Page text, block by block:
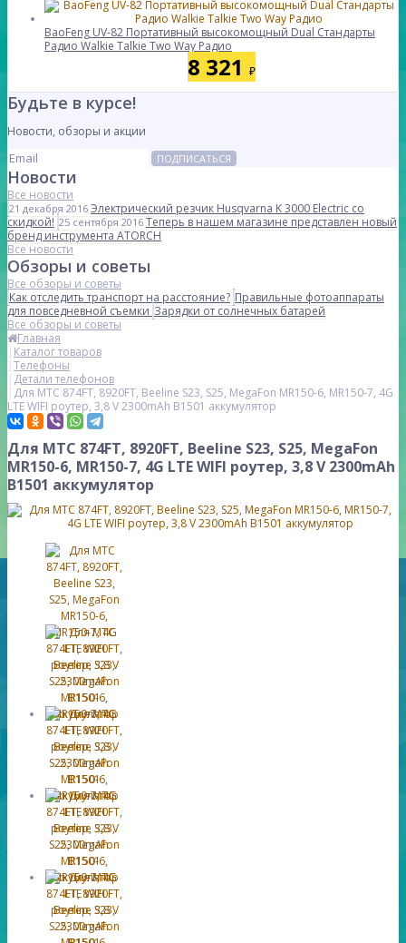
BaoFeng UV-82 Портативный высокомощный Dual Стандарты
Радио Walkie Talkie Two Way Радио
8 321 ₽
Будьте в курсе!
Новости, обзоры и акции
ПОДПИСАТЬСЯ
Новости
Все новости
21 декабря 2016 Электрический резчик Husqvarna K 3000 Electric со
скидкой! 25 сентября 2016 Теперь в нашем магазине представлен новый
бренд инструмента ATORCH
Все новости
Обзоры и советы
Все обзоры и советы
Как отследить транспорт на расстояние? Правильные фотоаппараты
для повседневной съемкиЗарядки от солнечных батарей
Все обзоры и советы
Главная
Каталог товаров
Телефоны
Детали телефонов
Для МТС 874FT, 8920FT, Beeline S23, S25, MegaFon MR150-6, MR150-7, 4G
LTE WIFI роутер, 3,8 V 2300mAh B1501 аккумулятор
Для МТС 874FT, 8920FT, Beeline S23, S25, MegaFon
MR150-6, MR150-7, 4G LTE WIFI роутер, 3,8 V 2300mAh
B1501 аккумулятор